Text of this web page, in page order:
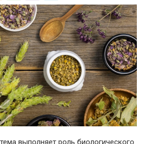
выполняет роль биологического